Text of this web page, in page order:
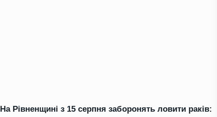
На Рівненщині з 15 серпня заборонять ловити раків: